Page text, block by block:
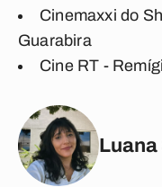
Cinemaxxi do
Guarabira
Cine RT -